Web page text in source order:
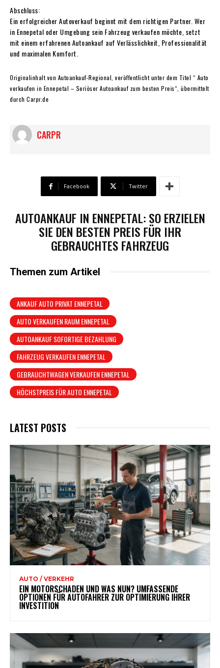
Abschluss:
Ein erfolgreicher Autoverkauf beginnt mit dem richtigen Partner. Wer
in Ennepetal oder Umgebung sein Fahrzeug verkaufen möchte, setzt
mit einem erfahrenen Autoankauf auf Verlässlichkeit, Professionalität
und maximalen Komfort.
Originalinhalt von Autoankauf-Regional, veröffentlicht unter dem Titel “ Auto
verkaufen in Ennepetal – Seriöser Autoankauf zum besten Preis“, übermittelt
durch Carpr.de
CARPR
Facebook Twitter
AUTOANKAUF IN ENNEPETAL: SO ERZIELEN
SIE DEN BESTEN PREIS FÜR IHR
GEBRAUCHTES FAHRZEUG
Themen zum Artikel
ANKAUF AUTO PRIVAT ENNEPETAL
AUTO VERKAUFEN RAUM ENNEPETAL
AUTOANKAUF SOFORTIGE BEZAHLUNG
FAHRZEUG VERKAUFEN ENNEPETAL
GEBRAUCHTWAGEN VERKAUFEN ENNEPETAL
HÖCHSTPREIS FÜR AUTO ENNEPETAL
LATEST POSTS
AUTO / VERKEHR
EIN MOTORSCHADEN UND WAS NUN? UMFASSENDE
OPTIONEN FÜR AUTOFAHRER ZUR OPTIMIERUNG IHRER
INVESTITION